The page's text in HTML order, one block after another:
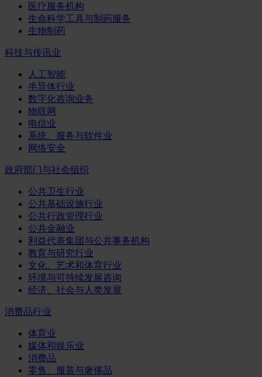
医疗服务机构
生命科学工具与制药服务
生物制药
科技与传讯业
人工智能
半导体行业
数字化咨询业务
物联网
电信业
系统、服务与软件业
网络安全
政府部门与社会组织
公共卫生行业
公共基础设施行业
公共行政管理行业
公共金融业
利益代表集团与公共事务机构
教育与研究行业
文化、艺术和体育行业
环境与可持续发展咨询
经济、社会与人类发展
消费品行业
体育业
媒体和娱乐业
消费品
零售、服装与奢侈品